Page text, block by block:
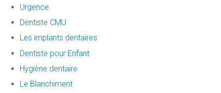
Urgence
Dentiste CMU
Les implants dentaires
Dentiste pour Enfant
Hygiène dentaire
Le Blanchiment